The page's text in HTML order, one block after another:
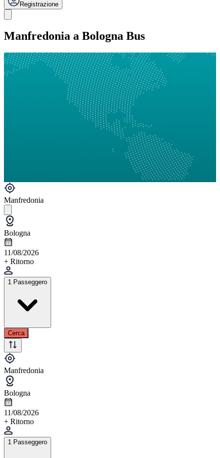
Registrazione
Manfredonia a Bologna Bus
Manfredonia
Bologna
11/08/2026
+ Ritorno
1 Passeggero
Cerca
Manfredonia
Bologna
11/08/2026
+ Ritorno
1 Passeggero